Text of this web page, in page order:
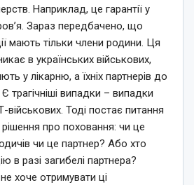
Наприклад, це гарантії у
Зараз передбачено, що
мають тільки члени родини. Ця
в українських військових,
у лікарню, а їхніх партнерів до
трагічніші випадки – випадки
Тоді постає питання
про поховання: чи це
чи це партнер? Або хто
в разі загибелі партнера?
хоче отримувати ці